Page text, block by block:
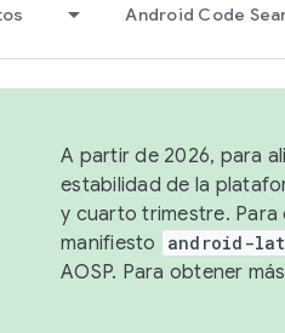
Android Code
A partir de 2026, para
estabilidad de la
y cuarto trimestre. Para
manifiesto
android-
AOSP. Para obtener